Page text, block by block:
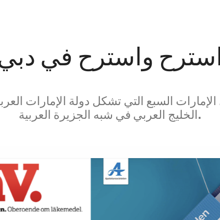
واسترح في
السبع التي تشكل دولة الإمارات
الخليج العربي في شبه الجزيرة العربية.